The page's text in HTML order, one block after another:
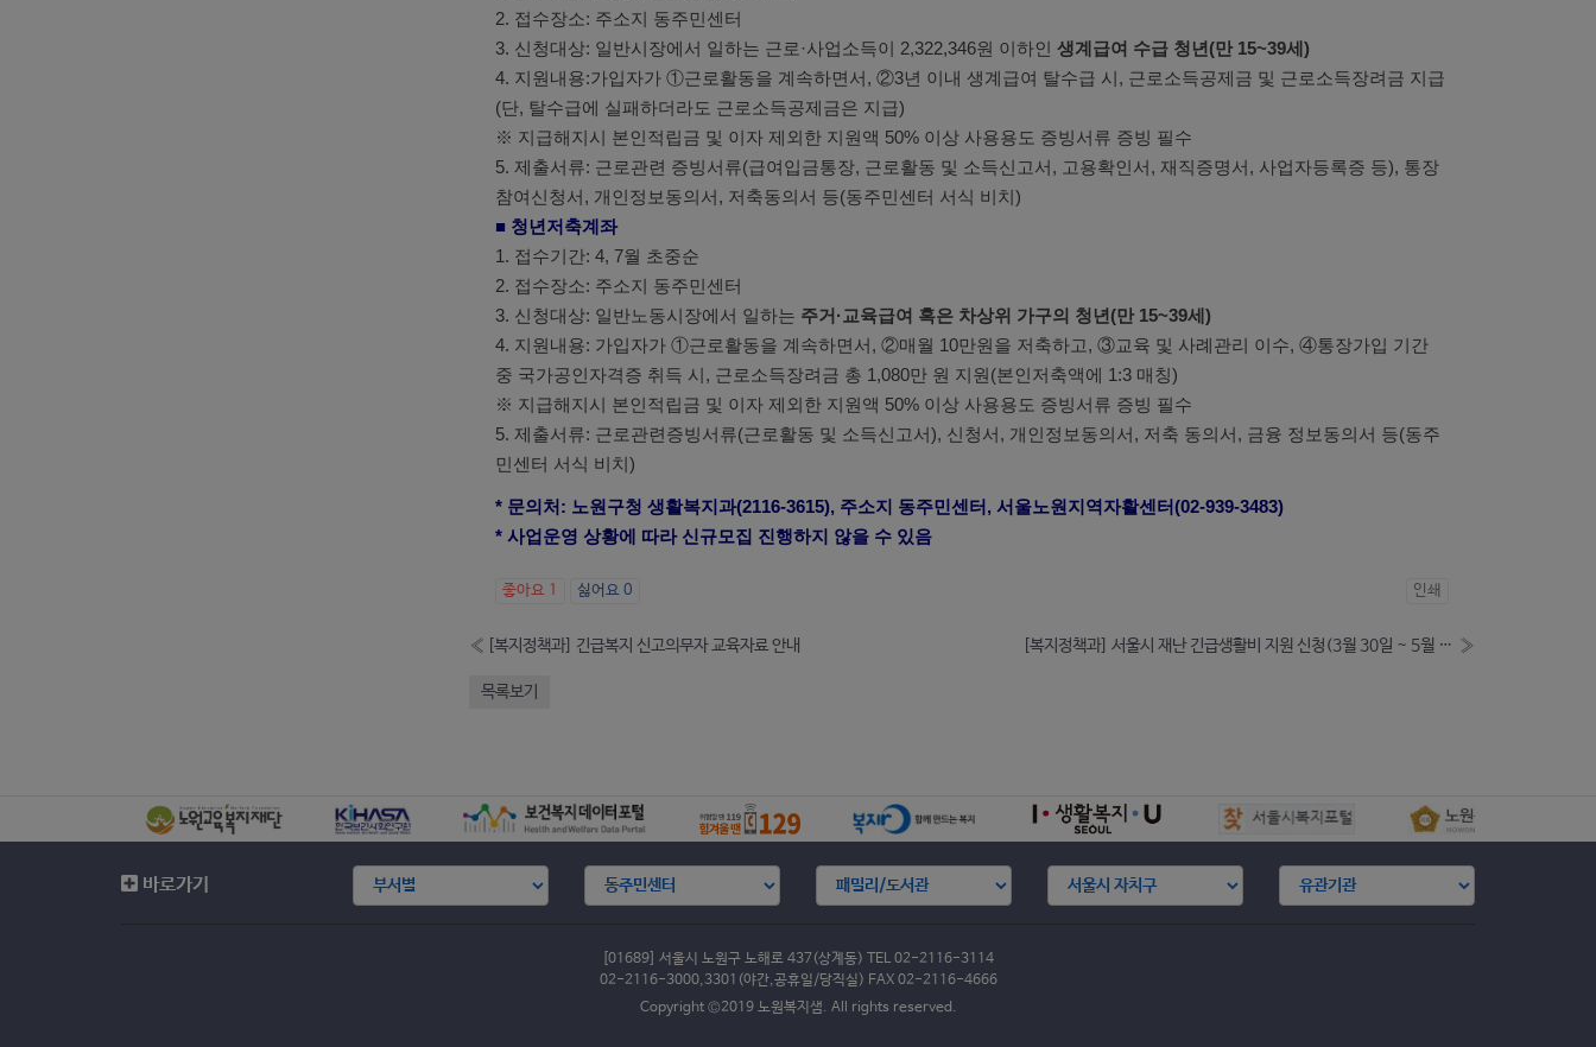
2. 접수장소: 주소지 동주민센터
3. 신청대상: 일반시장에서 일하는 근로·사업소득이 2,322,346원 이하인 생계급여 수급 청년(만 15~39세)
4. 지원내용:가입자가 ①근로활동을 계속하면서, ②3년 이내 생계급여 탈수급 시, 근로소득공제금 및 근로소득장려금 지급
(단, 탈수급에 실패하더라도 근로소득공제금은 지급)
※ 지급해지시 본인적립금 및 이자 제외한 지원액 50% 이상 사용용도 증빙서류 증빙 필수
5. 제출서류: 근로관련 증빙서류(급여입금통장, 근로활동 및 소득신고서, 고용확인서, 재직증명서, 사업자등록증 등), 통장
참여신청서, 개인정보동의서, 저축동의서 등(동주민센터 서식 비치)
■ 청년저축계좌
1. 접수기간: 4, 7월 초중순
2. 접수장소: 주소지 동주민센터
3. 신청대상: 일반노동시장에서 일하는 주거·교육급여 혹은 차상위 가구의 청년(만 15~39세)
4. 지원내용: 가입자가 ①근로활동을 계속하면서, ②매월 10만원을 저축하고, ③교육 및 사례관리 이수, ④통장가입 기간
중 국가공인자격증 취득 시, 근로소득장려금 총 1,080만 원 지원(본인저축액에 1:3 매칭)
※ 지급해지시 본인적립금 및 이자 제외한 지원액 50% 이상 사용용도 증빙서류 증빙 필수
5. 제출서류: 근로관련증빙서류(근로활동 및 소득신고서), 신청서, 개인정보동의서, 저축 동의서, 금융 정보동의서 등(동주
민센터 서식 비치)
* 문의처: 노원구청 생활복지과(2116-3615), 주소지 동주민센터, 서울노원지역자활센터(02-939-3483)
* 사업운영 상황에 따라 신규모집 진행하지 않을 수 있음
좋아요 1 싫어요 0 인쇄
« [복지정책과] 긴급복지 신고의무자 교육자료 안내 [복지정책과] 서울시 재난 긴급생활비 지원 신청(3월 30일 ~ 5월 15일 18:00까지) »
목록보기
바로가기
[01689] 서울시 노원구 노해로 437(상계동) TEL 02-2116-3114
02-2116-3000,3301(야간,공휴일/당직실) FAX 02-2116-4666
Copyright ©2019 노원복지샘. All rights reserved.